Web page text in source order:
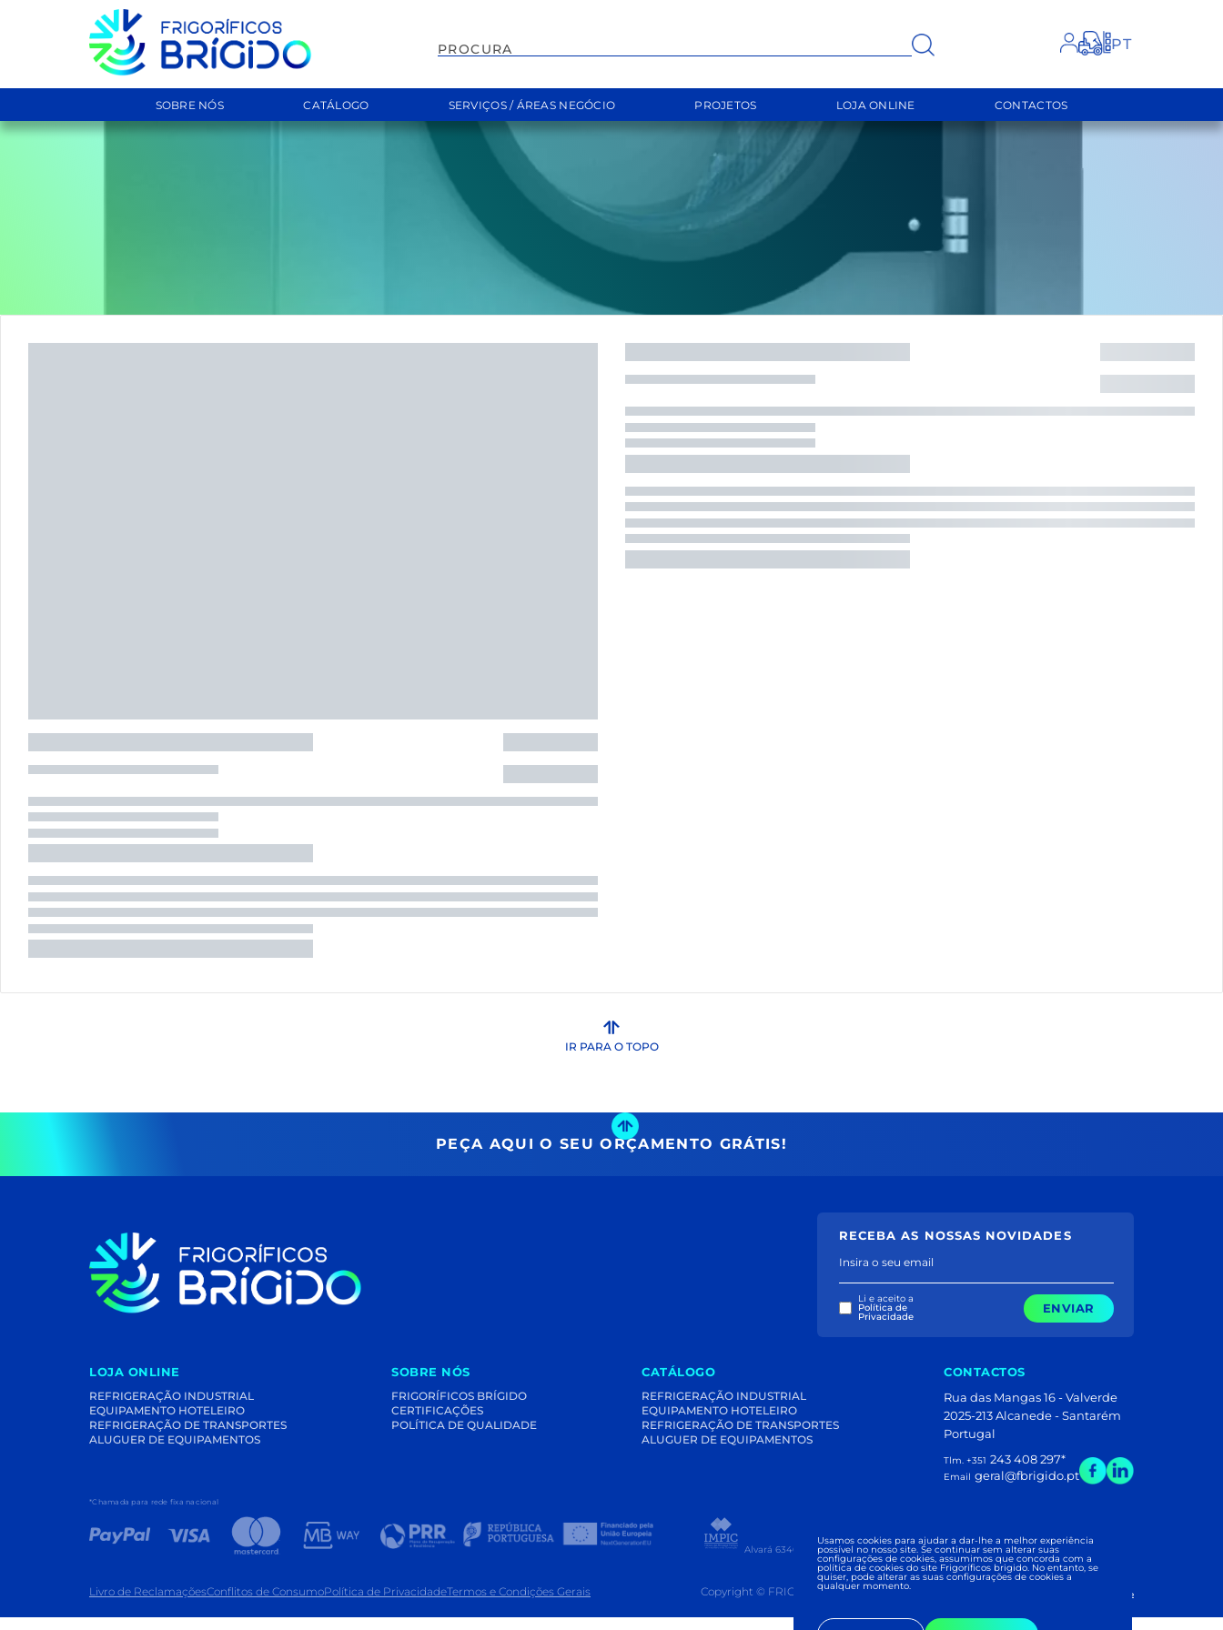
SOBRE NÓS CATÁLOGO SERVIÇOS / ÁREAS NEGÓCIO PROJETOS LOJA ONLINE CONTACTOS
IR PARA O TOPO
PEÇA AQUI O SEU ORÇAMENTO GRÁTIS!
RECEBA AS NOSSAS NOVIDADES
Insira o seu email
Li e aceito a
Política de
Privacidade
ENVIAR
LOJA ONLINE
REFRIGERAÇÃO INDUSTRIAL
EQUIPAMENTO HOTELEIRO
REFRIGERAÇÃO DE TRANSPORTES
ALUGUER DE EQUIPAMENTOS
SOBRE NÓS
FRIGORÍFICOS BRÍGIDO
CERTIFICAÇÕES
POLÍTICA DE QUALIDADE
CATÁLOGO
REFRIGERAÇÃO INDUSTRIAL
EQUIPAMENTO HOTELEIRO
REFRIGERAÇÃO DE TRANSPORTES
ALUGUER DE EQUIPAMENTOS
CONTACTOS
Rua das Mangas 16 - Valverde
2025-213 Alcanede - Santarém
Portugal
Tlm. +351 243 408 297*
Email geral@fbrigido.pt
*Chamada para rede fixa nacional
Alvará 63407 - PUB
Livro de ReclamaçõesConflitos de ConsumoPolítica de PrivacidadeTermos e Condições Gerais Copyright © FRIGORÍFICOS BRIGIDO 2026
Usamos cookies para ajudar a dar-lhe a melhor experiência
possível no nosso site. Se continuar sem alterar suas
configurações de cookies, assumimos que concorda com a
política de cookies do site Frigoríficos brigido. No entanto, se
quiser, pode alterar as suas configurações de cookies a
qualquer momento.